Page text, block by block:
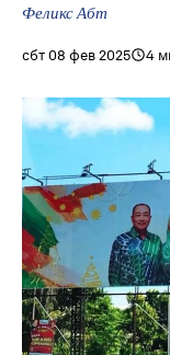
Феликс Абт
сбт 08 фев 2025 4